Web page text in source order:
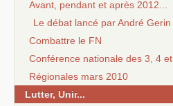
Avant, pendant et après 2012...
Le débat lancé par André Gerin
Combattre le FN
Conférence nationale des 3, 4
Régionales mars 2010
Lutter, Unir...